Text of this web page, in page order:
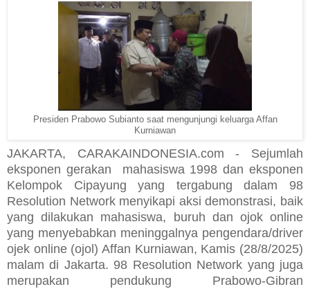
Presiden Prabowo Subianto saat mengunjungi keluarga Affan
Kurniawan
JAKARTA, CARAKAINDONESIA.com - Sejumlah
eksponen gerakan mahasiswa 1998 dan eksponen
Kelompok Cipayung yang tergabung dalam 98
Resolution Network menyikapi aksi demonstrasi, baik
yang dilakukan mahasiswa, buruh dan ojok online
yang menyebabkan meninggalnya pengendara/driver
ojek online (ojol) Affan Kurniawan, Kamis (28/8/2025)
malam di Jakarta. 98 Resolution Network yang juga
merupakan pendukung Prabowo-Gibran